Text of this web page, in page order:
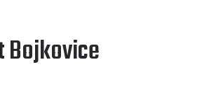
Bojkovice